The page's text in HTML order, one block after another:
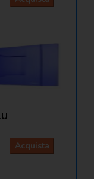
Acquista